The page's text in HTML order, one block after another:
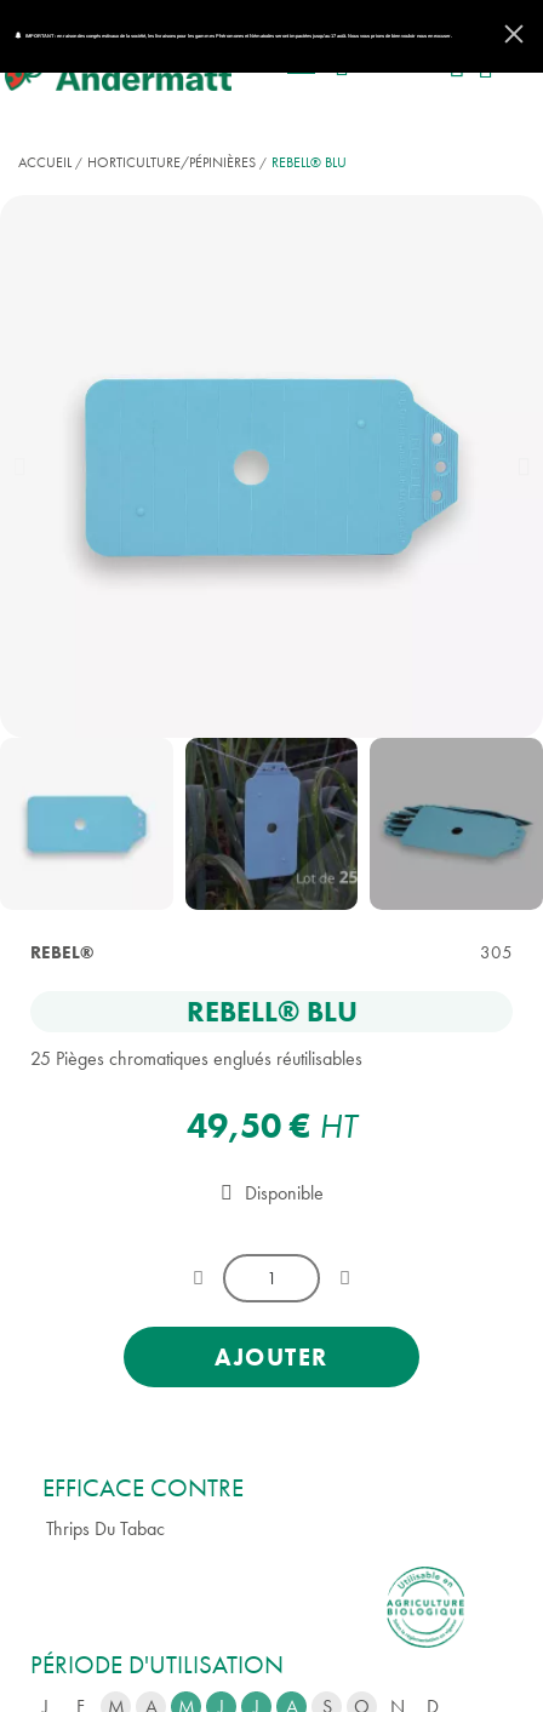
ACCUEIL HORTICULTURE/PÉPINIÈRES REBELL® BLU
REBEL® 305
REBELL® BLU
25 Pièges chromatiques englués réutilisables
49,50 € HT
Disponible
AJOUTER
EFFICACE CONTRE
Thrips Du Tabac
PÉRIODE D'UTILISATION
J F M A M J J A S O N
D
IMPORTANT : en raison des congés estivaux de la société, les livraisons pour les gammes Phéromones et Nématodes seront impactées jusqu'au 17 août. Nous vous prions de bien vouloir nous en excuser.